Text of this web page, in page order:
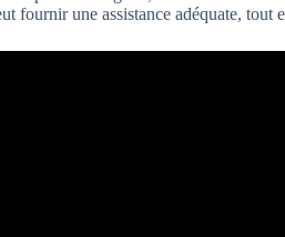
fournir une assistance adéquate, tout